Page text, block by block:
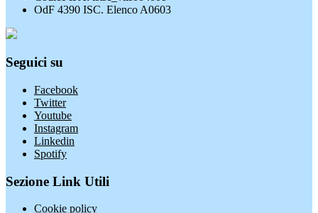
OdF 4390 ISC. Elenco A0603
Seguici su
Facebook
Twitter
Youtube
Instagram
Linkedin
Spotify
Sezione Link Utili
Cookie policy